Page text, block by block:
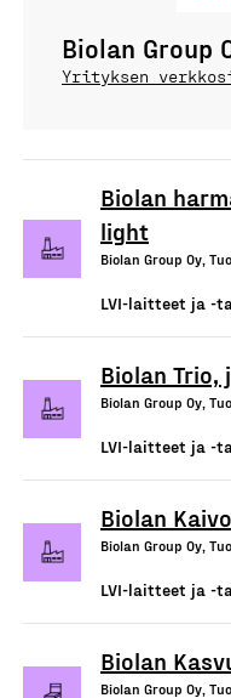
Biolan Group
Yrityksen
Biolan
light
Biolan Group Oy,
LVI-laitteet ja -
Biolan
Biolan Group Oy,
LVI-laitteet ja -
Biolan
Biolan Group Oy,
LVI-laitteet ja -
Biolan
Biolan Group Oy,